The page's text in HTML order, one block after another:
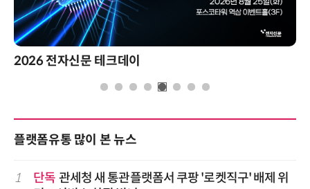
2026 전자신문 테크데이
플랫폼유통 많이 본 뉴스
1 단독 관세청 새 통관플랫폼서 쿠팡 '로켓직구' 배제 위